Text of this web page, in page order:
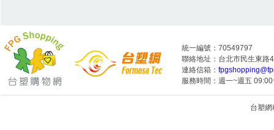
統一編號：70549797
聯絡地址：台北市民生東路
連絡信箱：
服務時間：週一~週五
台塑